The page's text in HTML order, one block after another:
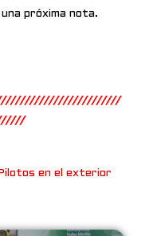
próxima nota.
Pilotos en el exterior